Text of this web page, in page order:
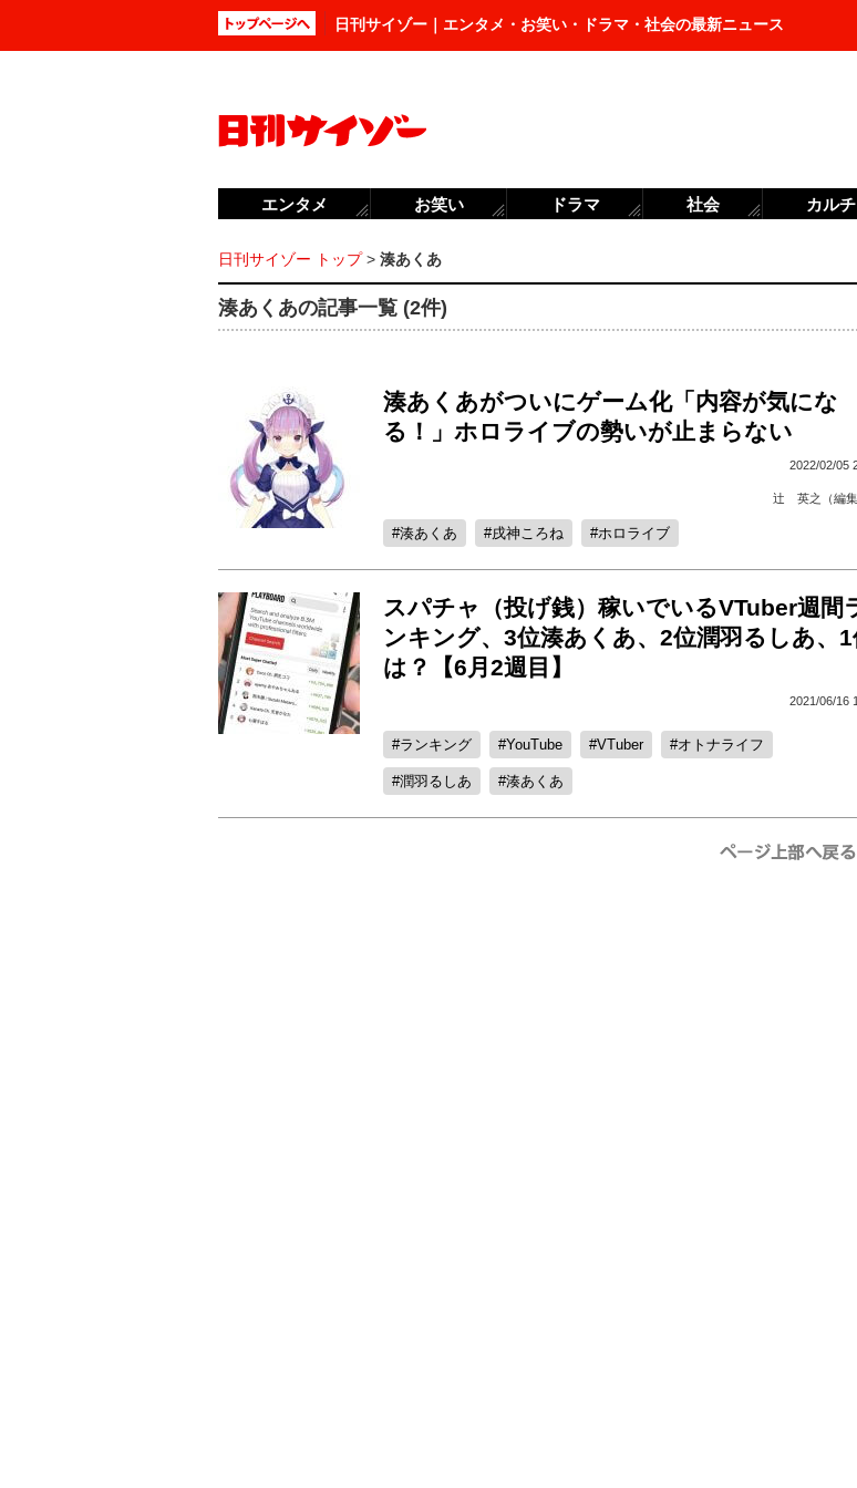
日刊サイゾー｜エンタメ・お笑い・ドラマ・社会の最新ニュース
日刊サイゾー トップ> 湊あくあ
湊あくあの記事一覧 (2件)
湊あくあがついにゲーム化「内容が気にな
る！」ホロライブの勢いが止まらない
2022/02/05
辻 英之（編集
湊あくあ 戌神ころね ホロライブ
スパチャ（投げ銭）稼いでいるVTuber週間
ンキング、3位湊あくあ、2位潤羽るしあ、1
は？【6月2週目】
2021/06/16
ランキング YouTube VTuber オトナライフ
潤羽るしあ 湊あくあ
エンタメ お笑い ドラマ 社会 カル